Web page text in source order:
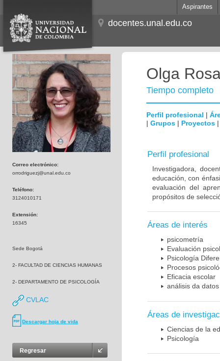
Aspirantes
docentes.unal.edu.co
Correo electrónico:
orrodriguezj@unal.edu.co
Teléfono:
3124010171
Extensión:
16345
Sede Bogotá
2- FACULTAD DE CIENCIAS HUMANAS
2- DEPARTAMENTO DE PSICOLOGÍA
CVLAC
Descargar hoja de vida
Regresar
Olga
Tiempo completo
Perfil profesional |
| Grupos | Proyectos
Perfil profesional
Investigadora,
educación, con
evaluación del
propósitos de
Áreas de interés
psicometría
Evaluación
Psicología
Procesos
Eficacia escolar
análisis da
Áreas de
Ciencias de la
Psicología